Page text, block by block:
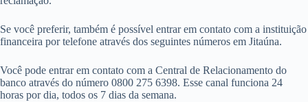
Se você preferir, também é possível entrar em contato com a instituição
financeira por telefone através dos seguintes números em Jitaúna.
Você pode entrar em contato com a Central de Relacionamento do
banco através do número 0800 275 6398. Esse canal funciona 24
horas por dia, todos os 7 dias da semana.